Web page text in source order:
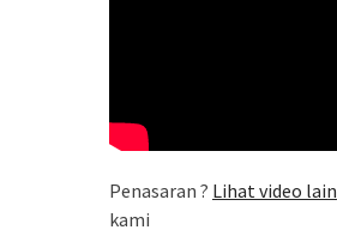
Penasaran ? Lihat video lain
kami